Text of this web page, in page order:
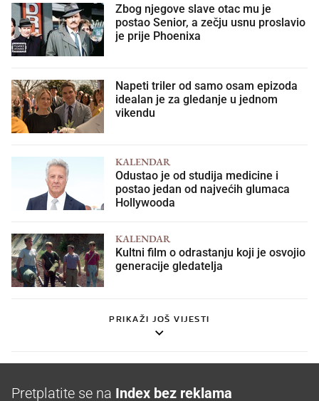
Zbog njegove slave otac mu je
postao Senior, a zečju usnu proslavio
je prije Phoenixa
Napeti triler od samo osam epizoda
idealan je za gledanje u jednom
vikendu
KALENDAR
Odustao je od studija medicine i
postao jedan od najvećih glumaca
Hollywooda
KALENDAR
Kultni film o odrastanju koji je osvojio
generacije gledatelja
PRIKAŽI JOŠ VIJESTI
Pretplatite se na Index bez reklama